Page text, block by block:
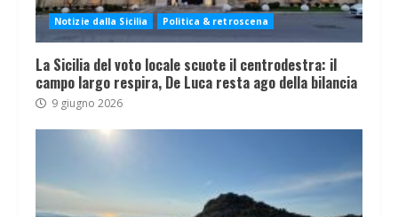
Notizie dalla Sicilia Politica & retroscena
La Sicilia del voto locale scuote il centrodestra: il
campo largo respira, De Luca resta ago della bilancia
9 giugno 2026